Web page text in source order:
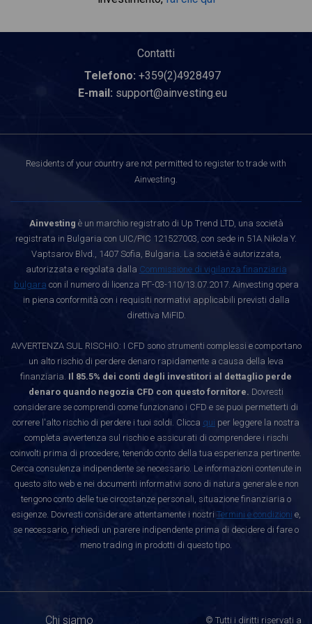
Contatti
Telefono: +359(2)4928497
E-mail: support@ainvesting.eu
Residents of your country are not permitted to register to trade with
Ainvesting.
Ainvesting è un marchio registrato di Up Trend LTD, una società
registrata in Bulgaria con UIC/PIC 121527003, con sede in 51A Nikola Y.
Vaptsarov Blvd., 1407 Sofia, Bulgaria. La società è autorizzata,
autorizzata e regolata dalla Commissione di vigilanza finanziaria
bulgara con il numero di licenza РГ-03-110/13.07.2017. Ainvesting opera
in piena conformità con i requisiti normativi applicabili previsti dalla
direttiva MiFID.
AVVERTENZA SUL RISCHIO: I CFD sono strumenti complessi e comportano
un alto rischio di perdere denaro rapidamente a causa della leva
finanziaria. Il 85.5% dei conti degli investitori al dettaglio perde
denaro quando negozia CFD con questo fornitore. Dovresti
considerare se comprendi come funzionano i CFD e se puoi permetterti di
correre l'alto rischio di perdere i tuoi soldi. Clicca qui per leggere la nostra
completa avvertenza sul rischio e assicurati di comprendere i rischi
coinvolti prima di procedere, tenendo conto della tua esperienza pertinente.
Cerca consulenza indipendente se necessario. Le informazioni contenute in
questo sito web e nei documenti informativi sono di natura generale e non
tengono conto delle tue circostanze personali, situazione finanziaria o
esigenze. Dovresti considerare attentamente i nostri Termini e condizioni e,
se necessario, richiedi un parere indipendente prima di decidere di fare o
meno trading in prodotti di questo tipo.
Chi siamo © Tutti i diritti riservati a